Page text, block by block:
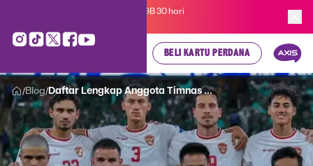
Kartu Perdana AXIS Suka-Suka 3GB 30 hari
BELI KARTU PERDANA
/Blog/ Daftar Lengkap Anggota Timnas ...